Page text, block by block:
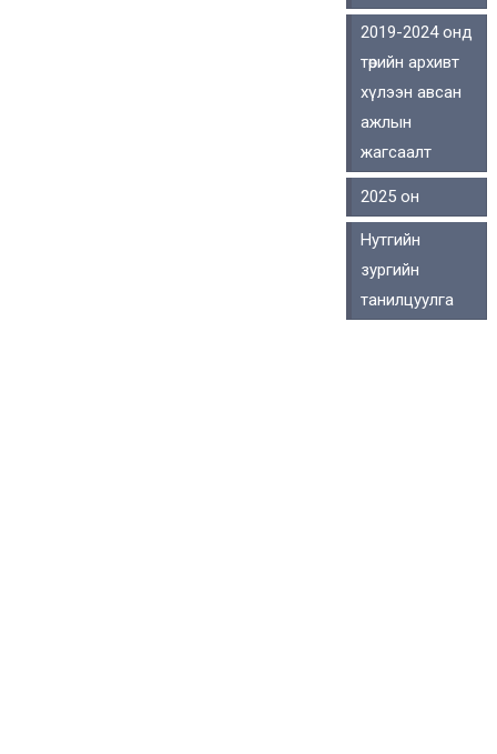
2019-2024 онд
төрийн архивт
хүлээн авсан
ажлын
жагсаалт
2025 он
Нутгийн
зургийн
танилцуулга